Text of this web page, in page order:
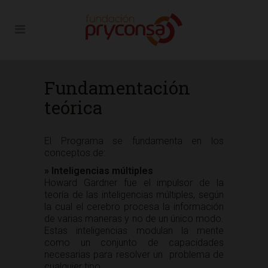
Fundamentación
teórica
El Programa se fundamenta en los
conceptos de:
» Inteligencias múltiples
Howard Gardner fue el impulsor de la
teoría de las inteligencias múltiples, según
la cual el cerebro procesa la información
de varias maneras y no de un único modo.
Estas inteligencias modulan la mente
como un conjunto de capacidades
necesarias para resolver un problema de